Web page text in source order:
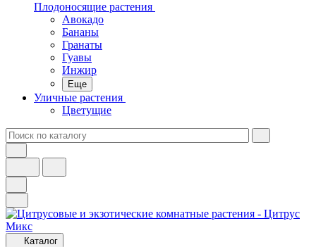
Плодоносящие растения
Авокадо
Бананы
Гранаты
Гуавы
Инжир
Еще
Уличные растения
Цветущие
Каталог